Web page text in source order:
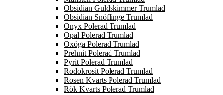
Obsidian Guldskimmer Trumlad
Obsidian Snöflinge Trumlad
Onyx Polerad Trumlad
Opal Polerad Trumlad
Oxöga Polerad Trumlad
Prehnit Polerad Trumlad
Pyrit Polerad Trumlad
Rodokrosit Polerad Trumlad
Rosen Kvarts Polerad Trumlad
Rök Kvarts Polerad Trumlad